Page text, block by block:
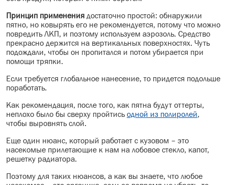
Принцип применения достаточно простой: обнаружили
пятно, но ковырять его не рекомендуется, потому что можно
повредить ЛКП, и поэтому используем аэрозоль. Средство
прекрасно держится на вертикальных поверхностях. Чуть
подождали, чтобы он пропитался и потом убирается при
помощи тряпки.
Если требуется глобальное нанесение, то придется подольше
поработать.
Как рекомендация, после того, как пятна будут оттерты,
неплохо было бы сверху пройтисьодной из полиролей
чтобы выровнять слой.
Еще один нюанс, который работает с кузовом – это
насекомые прилетающие к нам на лобовое стекло, капот,
решетку радиатора.
Поэтому для таких нюансов, а как вы знаете, что любое